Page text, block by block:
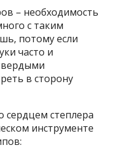
– необходимость
с таким
потому если
часто и
в сторону
сердцем степлера
инструменте